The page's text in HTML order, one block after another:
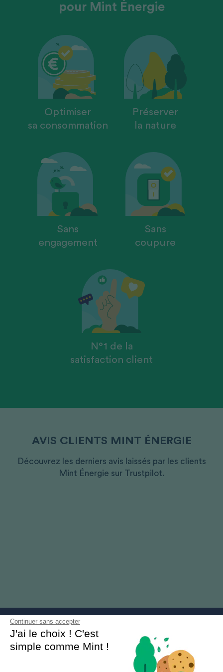
Continuer sans accepter
J'ai le choix ! C'est
simple comme Mint !
pour Mint Énergie
Optimiser
sa consommation
Préserver
la nature
Sans
engagement​
Sans
coupure
N°1 de la
satisfaction client
AVIS CLIENTS MINT ÉNERGIE
Découvrez les derniers avis laissés par les clients
Mint Énergie sur Trustpilot.